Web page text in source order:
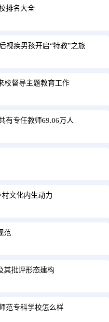
排名大全
视疾男孩开启“特教”之旅
校督导主题教育工作
有专任教师69.06万人
文化内生动力
范
其批评形态建构
范专科学校怎么样